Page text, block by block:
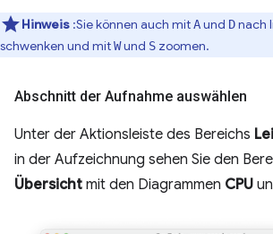
Hinweis :Sie können auch mitAund Dnach
schwenken und mitWund S zoomen.
Abschnitt der Aufnahme auswählen
Unter der Aktionsleiste des Bereichs
in der Aufzeichnung sehen Sie den
Übersicht mit den Diagrammen CPU